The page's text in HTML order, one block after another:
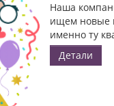
Наша
ищем новые
именно ту
Детали